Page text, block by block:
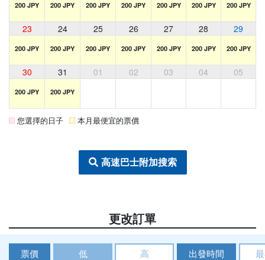
200 JPY 200 JPY 200 JPY 200 JPY 200 JPY 200 JPY 200 JPY
23 24 25 26 27 28 29
200 JPY 200 JPY 200 JPY 200 JPY 200 JPY 200 JPY 200 JPY
30 31 01 02 03 04 05
200 JPY 200 JPY
您選擇的日子 本月最便宜的票價
高速巴士附加搜索
更改訂單
票價 低 高 出發時間